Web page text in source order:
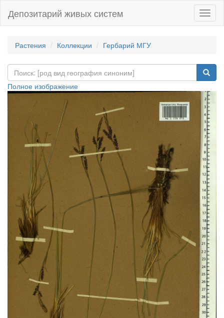
Депозитарий живых систем
Растения Коллекции Гербарий МГУ
Полное изображение